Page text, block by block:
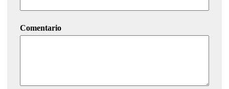
Comentario